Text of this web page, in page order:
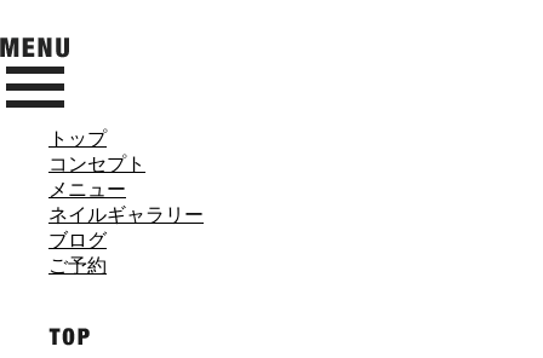
トップ
コンセプト
メニュー
ネイルギャラリー
ブログ
ご予約